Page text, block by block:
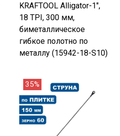
KRAFTOOL Alligator-1",
18 TPI, 300 мм,
биметаллическое
гибкое полотно по
металлу (15942-18-S10)
35%